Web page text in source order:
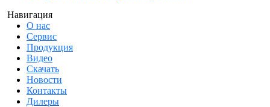
Навигация
О нас
Сервис
Продукция
Видео
Скачать
Новости
Контакты
Дилеры